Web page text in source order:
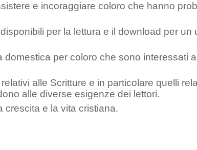
e incoraggiare coloro che hanno
per la lettura e il download per un
per coloro che sono interessati
alle Scritture e in particolare quelli
alle diverse esigenze dei lettori.
crescita e la vita cristiana.